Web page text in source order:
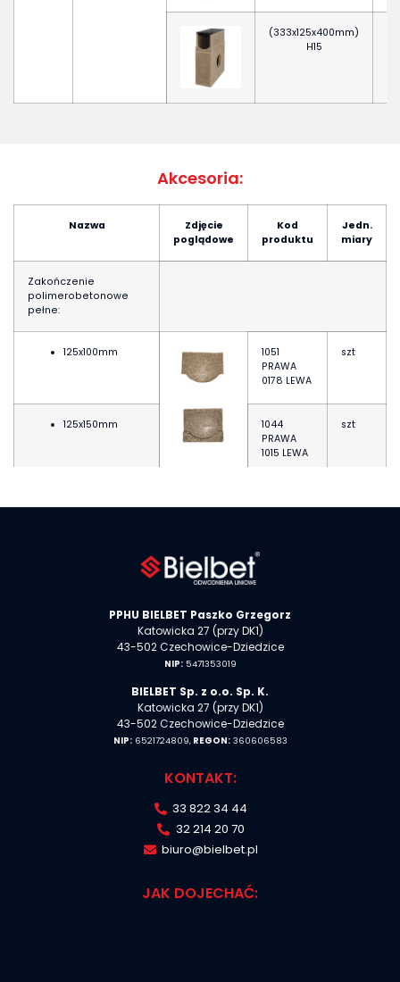
(333x125x400mm)
H15
Akcesoria:
Nazwa
Zdjęcie
poglądowe
Kod
produktu
Jedn.
miary
Zakończenie
polimerobetonowe
pełne:
125x100mm
1051
PRAWA
0178 LEWA
szt
125x150mm
1044
PRAWA
1015 LEWA
szt
PPHU BIELBET Paszko Grzegorz
Katowicka 27 (przy DK1)
43-502 Czechowice-Dziedzice
NIP:5471353019
BIELBET Sp. z o.o. Sp. K.
Katowicka 27 (przy DK1)
43-502 Czechowice-Dziedzice
NIP:6521724809,REGON:360606583
KONTAKT:
33 822 34 44
32 214 20 70
biuro@bielbet.pl
JAK DOJECHAĆ: